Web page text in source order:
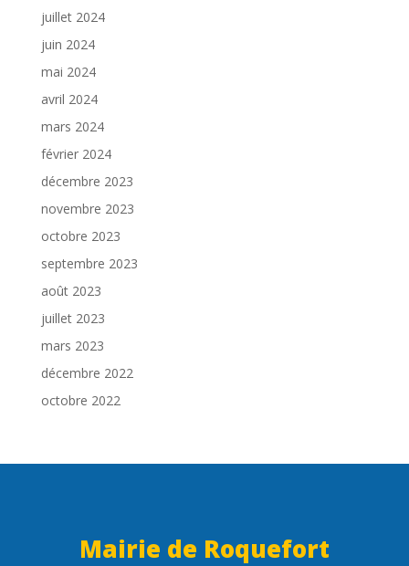
juillet 2024
juin 2024
mai 2024
avril 2024
mars 2024
février 2024
décembre 2023
novembre 2023
octobre 2023
septembre 2023
août 2023
juillet 2023
mars 2023
décembre 2022
octobre 2022
Mairie de Roquefort